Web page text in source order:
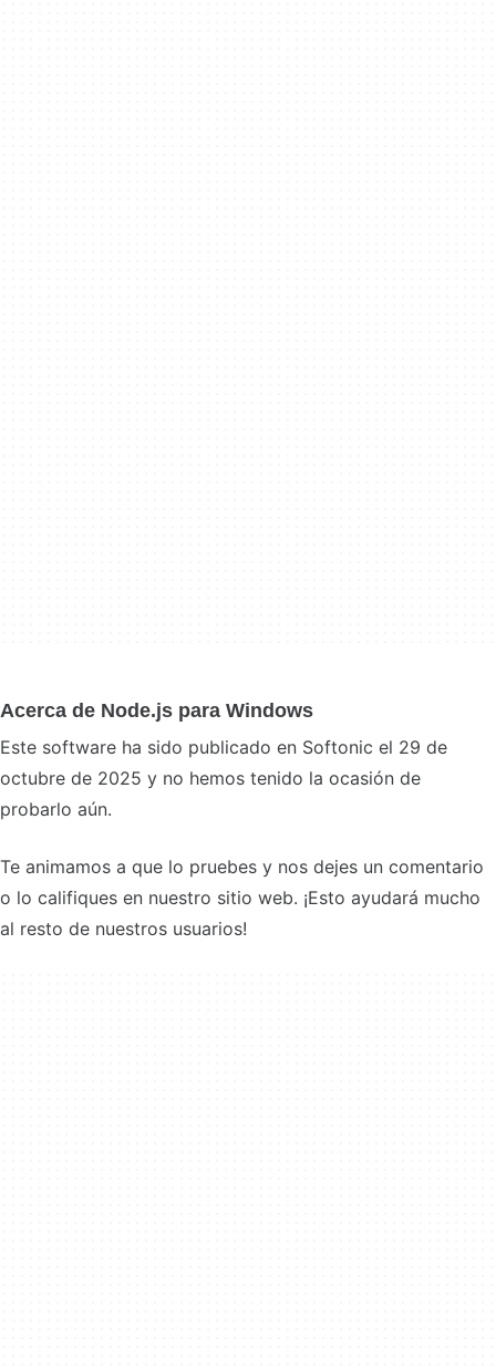
Acerca de Node.js para Windows
Este software ha sido publicado en Softonic el 29 de
octubre de 2025 y no hemos tenido la ocasión de
probarlo aún.
Te animamos a que lo pruebes y nos dejes un comentario
o lo califiques en nuestro sitio web. ¡Esto ayudará mucho
al resto de nuestros usuarios!